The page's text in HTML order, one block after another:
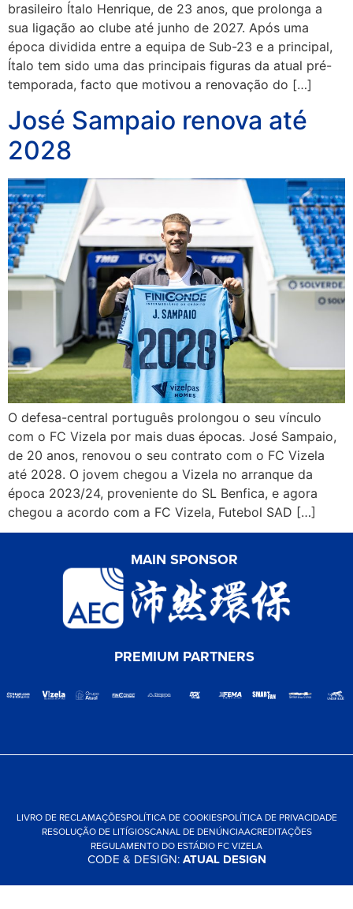
brasileiro Ítalo Henrique, de 23 anos, que prolonga a
sua ligação ao clube até junho de 2027. Após uma
época dividida entre a equipa de Sub-23 e a principal,
Ítalo tem sido uma das principais figuras da atual pré-
temporada, facto que motivou a renovação do […]
José Sampaio renova até
2028
O defesa-central português prolongou o seu vínculo
com o FC Vizela por mais duas épocas. José Sampaio,
de 20 anos, renovou o seu contrato com o FC Vizela
até 2028. O jovem chegou a Vizela no arranque da
época 2023/24, proveniente do SL Benfica, e agora
chegou a acordo com a FC Vizela, Futebol SAD […]
MAIN SPONSOR
PREMIUM PARTNERS
LIVRO DE RECLAMAÇÕESPOLÍTICA DE COOKIESPOLÍTICA DE PRIVACIDADE
RESOLUÇÃO DE LITÍGIOSCANAL DE DENÚNCIAACREDITAÇÕES
REGULAMENTO DO ESTÁDIO FC VIZELA
CODE & DESIGN:ATUAL DESIGN